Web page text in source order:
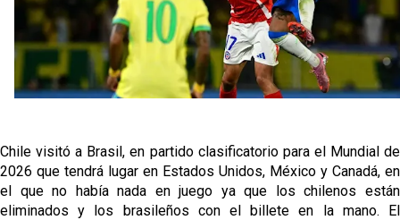
Los posibles herederos del número 16 tras la
marcha de Juanlu
Alberto Flores, muy cerca de convertirse en nuevo
jugador del Granada CF
El Sevilla continúa con despidos y rechaza una
oferta de 420 millones por el club
Chile visitó a Brasil, en partido clasificatorio para el Mundial de
2026 que tendrá lugar en Estados Unidos, México y Canadá, en
el que no había nada en juego ya que los chilenos están
eliminados y los brasileños con el billete en la mano. El